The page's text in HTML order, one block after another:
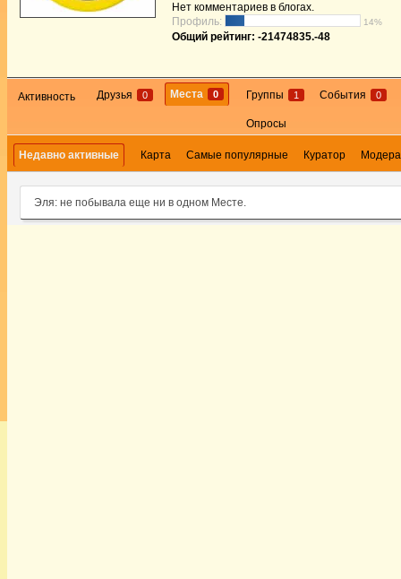
Нет комментариев в блогах.
Профиль:
14%
Общий рейтинг: -21474835.-48
Активность Друзья 0 Места 0 Группы 1 События 0
Опросы
Недавно активные Карта Самые популярные Куратор
Эля: не побывала еще ни в одном Месте.